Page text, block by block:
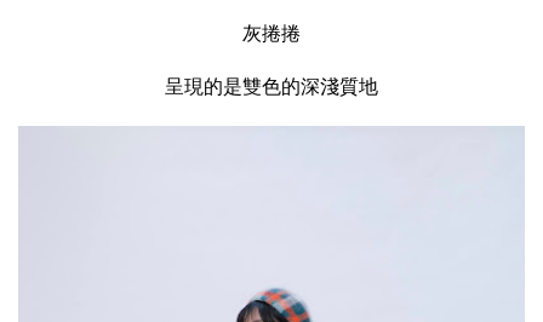
灰捲捲
呈現的是雙色的深淺質地